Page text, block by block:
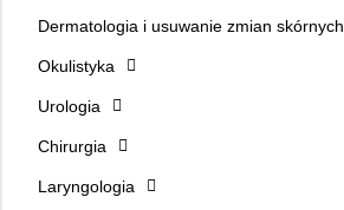
Dermatologia i usuwanie zmian skórnych
Okulistyka
Urologia
Chirurgia
Laryngologia